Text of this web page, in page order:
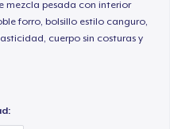
mezcla pesada con interior
forro, bolsillo estilo canguro,
cuerpo sin costuras y
Comfort Colors 1717 | Classic Heavyweight T-Shirt